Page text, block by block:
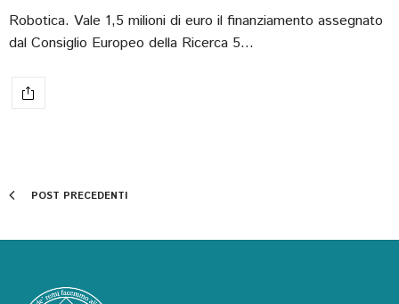
Robotica. Vale 1,5 milioni di euro il finanziamento assegnato
dal Consiglio Europeo della Ricerca 5…
POST PRECEDENTI